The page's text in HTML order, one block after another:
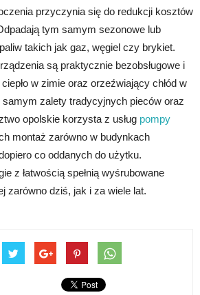
przyczynia się do redukcji kosztów
tym samym sezonowe lub
takich jak gaz, węgiel czy brykiet.
są praktycznie bezobsługowe i
w zimie oraz orzeźwiający chłód w
samym zalety tradycyjnych pieców oraz
opolskie korzysta z usług pompy
montaż zarówno w budynkach
co oddanych do użytku.
z łatwością spełnią wyśrubowane
zarówno dziś, jak i za wiele lat.